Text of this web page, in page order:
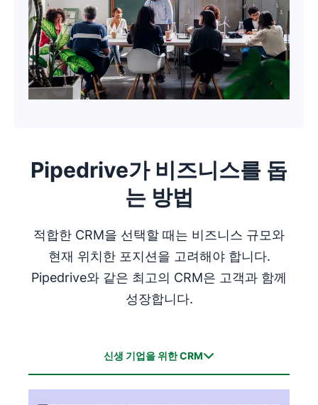
구매 여정
구매 이력
웹사이트 활동
을 제공하고 유지율을 향상할 수 있습니다.
CRM은 영업, 마케팅, 기타 고객 중심 기능을 위한
중앙 지식 허브입니다. 이를 통해 팀은 고객 라이프
사이클의 모든 단계에서 귀중한 인사이트를 공유하
고 정보에 입각한 의사 결정을 내릴 수 있습니다.
스를 제공하는 데 시간을 할애할 수 있도록 합니다.
Pipedrive를 사용하면 영업 프로세스의 거의 모든
단계와 일부 마케팅 작업까지 자동화할 수 있습니
다.
거래가 특정 단계에 도달하면 후속 작업을 예
위해 누구에게 연락해야 하는지 알 수 있도록
합니다
직접적으로 향상시킵니다.
Pipedrive가 비즈니스를 돕
는 방법
적합한 CRM을 선택할 때는 비즈니스 규모와
현재 위치한 포지션을 고려해야 합니다.
Pipedrive와 같은 최고의 CRM은 고객과 함께
성장합니다.
신생 기업을 위한 CRM